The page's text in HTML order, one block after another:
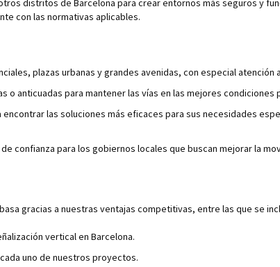
distritos de Barcelona para crear entornos más seguros y
con las normativas aplicables.
plazas urbanas y grandes avenidas, con especial atención
o anticuadas para mantener las vías en las mejores condiciones
encontrar las soluciones más eficaces para sus necesidades
confianza para los gobiernos locales que buscan mejorar la
gracias a nuestras ventajas competitivas, entre las que se
vertical en Barcelona.
uno de nuestros proyectos.